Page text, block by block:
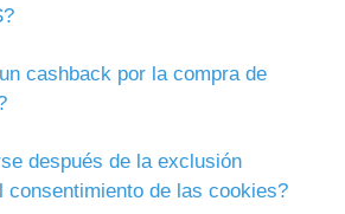
cashback por la compra de
después de la exclusión
consentimiento de las cookies?